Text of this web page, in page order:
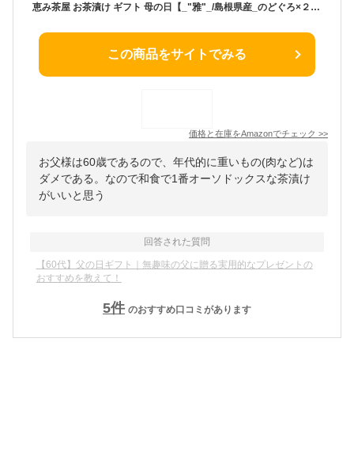
恵み茶屋 お茶漬け ギフト 母の日【_"雅"_/島根県産_のどぐろ×２食、伊豆下田産_金目鯛×２食、銀鮭×２食、帆立×１食、ずわい蟹×１食、計８食/手提げ袋付き】
この商品をサイトでみる
価格と在庫をAmazonでチェック >>
お父様は60歳であるので、年代的に重いもの(肉など)は
ダメである。なので和食で1番オーソドックスな茶漬け
がいいと思う
回答された質問
【60代】父の日ギフト｜無趣味の父に贈る実用的なプレゼントの
おすすめを教えて！
5件 のおすすめ口コミがあります